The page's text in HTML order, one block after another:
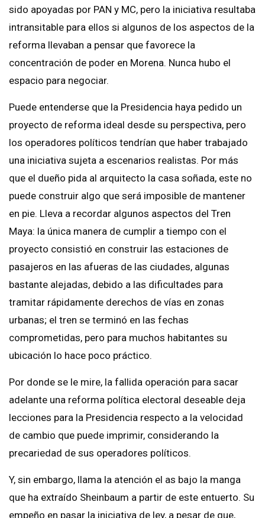
sido apoyadas por PAN y MC, pero la iniciativa resultaba
intransitable para ellos si algunos de los aspectos de la
reforma llevaban a pensar que favorece la
concentración de poder en Morena. Nunca hubo el
espacio para negociar.
Puede entenderse que la Presidencia haya pedido un
proyecto de reforma ideal desde su perspectiva, pero
los operadores políticos tendrían que haber trabajado
una iniciativa sujeta a escenarios realistas. Por más
que el dueño pida al arquitecto la casa soñada, este no
puede construir algo que será imposible de mantener
en pie. Lleva a recordar algunos aspectos del Tren
Maya: la única manera de cumplir a tiempo con el
proyecto consistió en construir las estaciones de
pasajeros en las afueras de las ciudades, algunas
bastante alejadas, debido a las dificultades para
tramitar rápidamente derechos de vías en zonas
urbanas; el tren se terminó en las fechas
comprometidas, pero para muchos habitantes su
ubicación lo hace poco práctico.
Por donde se le mire, la fallida operación para sacar
adelante una reforma política electoral deseable deja
lecciones para la Presidencia respecto a la velocidad
de cambio que puede imprimir, considerando la
precariedad de sus operadores políticos.
Y, sin embargo, llama la atención el as bajo la manga
que ha extraído Sheinbaum a partir de este entuerto. Su
empeño en pasar la iniciativa de ley, a pesar de que,